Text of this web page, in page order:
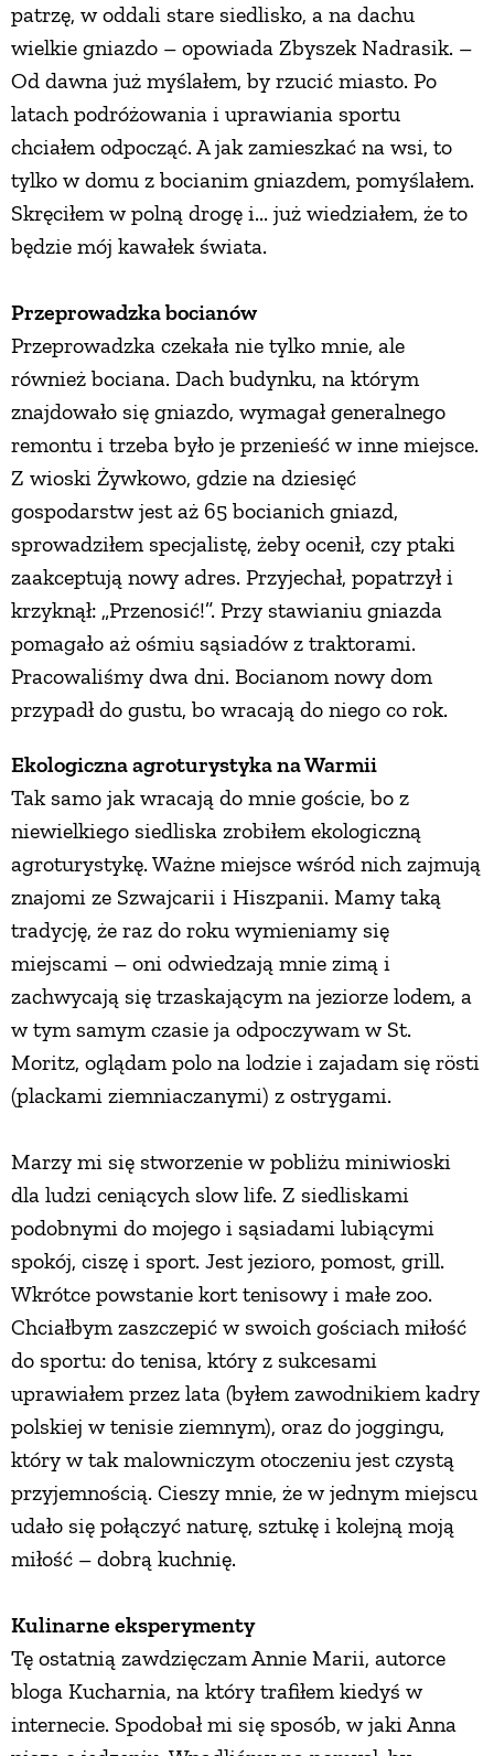
patrzę, w oddali stare siedlisko, a na dachu
wielkie gniazdo – opowiada Zbyszek Nadrasik. –
Od dawna już myślałem, by rzucić miasto. Po
latach podróżowania i uprawiania sportu
chciałem odpocząć. A jak zamieszkać na wsi, to
tylko w domu z bocianim gniazdem, pomyślałem.
Skręciłem w polną drogę i... już wiedziałem, że to
będzie mój kawałek świata.
Przeprowadzka bocianów
Przeprowadzka czekała nie tylko mnie, ale
również bociana. Dach budynku, na którym
znajdowało się gniazdo, wymagał generalnego
remontu i trzeba było je przenieść w inne miejsce.
Z wioski Żywkowo, gdzie na dziesięć
gospodarstw jest aż 65 bocianich gniazd,
sprowadziłem specjalistę, żeby ocenił, czy ptaki
zaakceptują nowy adres. Przyjechał, popatrzył i
krzyknął: „Przenosić!”. Przy stawianiu gniazda
pomagało aż ośmiu sąsiadów z traktorami.
Pracowaliśmy dwa dni. Bocianom nowy dom
przypadł do gustu, bo wracają do niego co rok.
Ekologiczna agroturystyka na Warmii
Tak samo jak wracają do mnie goście, bo z
niewielkiego siedliska zrobiłem ekologiczną
agroturystykę. Ważne miejsce wśród nich zajmują
znajomi ze Szwajcarii i Hiszpanii. Mamy taką
tradycję, że raz do roku wymieniamy się
miejscami – oni odwiedzają mnie zimą i
zachwycają się trzaskającym na jeziorze lodem, a
w tym samym czasie ja odpoczywam w St.
Moritz, oglądam polo na lodzie i zajadam się rösti
(plackami ziemniaczanymi) z ostrygami.
Marzy mi się stworzenie w pobliżu miniwioski
dla ludzi ceniących slow life. Z siedliskami
podobnymi do mojego i sąsiadami lubiącymi
spokój, ciszę i sport. Jest jezioro, pomost, grill.
Wkrótce powstanie kort tenisowy i małe zoo.
Chciałbym zaszczepić w swoich gościach miłość
do sportu: do tenisa, który z sukcesami
uprawiałem przez lata (byłem zawodnikiem kadry
polskiej w tenisie ziemnym), oraz do joggingu,
który w tak malowniczym otoczeniu jest czystą
przyjemnością. Cieszy mnie, że w jednym miejscu
udało się połączyć naturę, sztukę i kolejną moją
miłość – dobrą kuchnię.
Kulinarne eksperymenty
Tę ostatnią zawdzięczam Annie Marii, autorce
bloga Kucharnia, na który trafiłem kiedyś w
internecie. Spodobał mi się sposób, w jaki Anna
RĘKODZIEŁO
RZEMIOSŁO
ZWYCZAJE
ZRÓB TO SAM
PRZEPISY
ŚNIADANIA
PRZYSTAWKI
ZUPY
DANIA GŁÓWNE
CIASTA I DESERY
PRZETWORY
INNE